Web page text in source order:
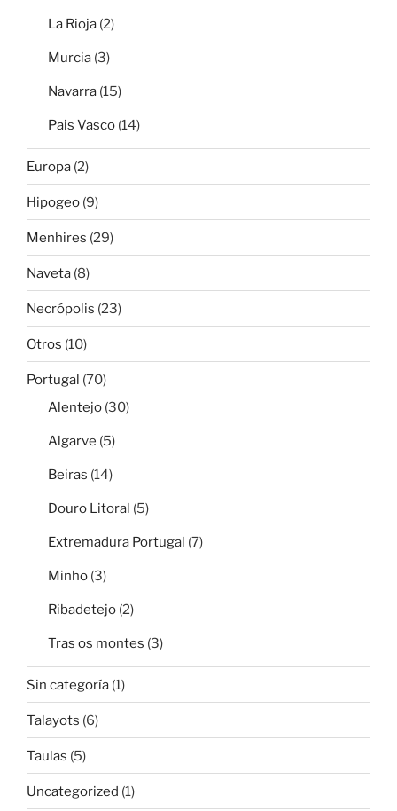
La Rioja (2)
Murcia (3)
Navarra (15)
Pais Vasco (14)
Europa (2)
Hipogeo (9)
Menhires (29)
Naveta (8)
Necrópolis (23)
Otros (10)
Portugal (70)
Alentejo (30)
Algarve (5)
Beiras (14)
Douro Litoral (5)
Extremadura Portugal (7)
Minho (3)
Ribadetejo (2)
Tras os montes (3)
Sin categoría (1)
Talayots (6)
Taulas (5)
Uncategorized (1)